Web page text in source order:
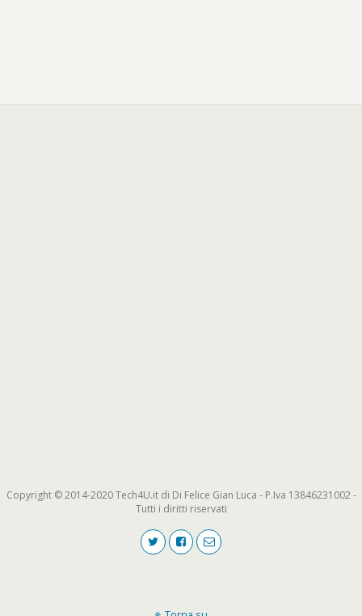
Copyright © 2014-2020 Tech4U.it di Di Felice Gian Luca - P.Iva 13846231002 -
Tutti i diritti riservati